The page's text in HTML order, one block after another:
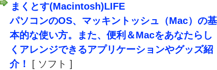
まくとす(Macintosh)LIFE
パソコンのOS、マッキントッシュ（Mac）の基
本的な使い方。また、便利＆Macをあなたらし
くアレンジできるアプリケーションやグッズ紹
介！
[ ソフト ]